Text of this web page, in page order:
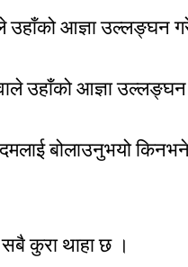
उहाँको आज्ञा उल्लङ्घन
उहाँको आज्ञा
बोलाउनुभयो
कुरा थाहा छ ।